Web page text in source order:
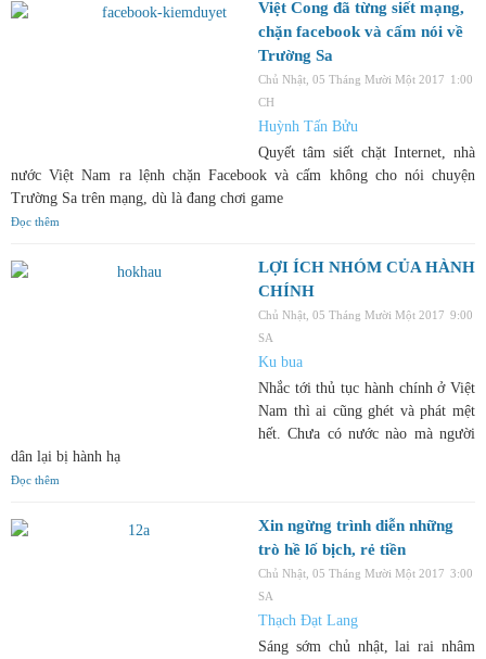
Việt Cong đã từng siết mạng,
chặn facebook và cấm nói về
Trường Sa
Chủ Nhật, 05 Tháng Mười Một 2017 1:00
CH
Huỳnh Tấn Bửu
Quyết tâm siết chặt Internet, nhà
nước Việt Nam ra lệnh chặn Facebook và cấm không cho nói chuyện
Trường Sa trên mạng, dù là đang chơi game
Đọc thêm
LỢI ÍCH NHÓM CỦA HÀNH
CHÍNH
Chủ Nhật, 05 Tháng Mười Một 2017 9:00
SA
Ku bua
Nhắc tới thủ tục hành chính ở Việt
Nam thì ai cũng ghét và phát mệt
hết. Chưa có nước nào mà người
dân lại bị hành hạ
Đọc thêm
Xin ngừng trình diễn những
trò hề lố bịch, rẻ tiền
Chủ Nhật, 05 Tháng Mười Một 2017 3:00
SA
Thạch Đạt Lang
Sáng sớm chủ nhật, lai rai nhâm